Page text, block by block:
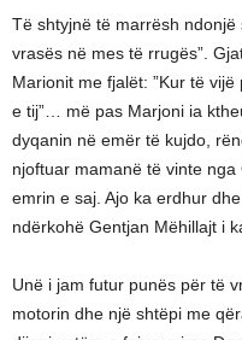
Të shtyjnë të marrësh
vrasës në mes të rrugës”.
Marionit me fjalët: ”Kur të
e tij”… më pas Marjoni ia
dyqanin në emër të kujdo,
njoftuar mamanë të vinte
emrin e saj. Ajo ka erdhur
ndërkohë Gentjan Mëhillajt i
Unë i jam futur punës për të
motorin dhe një shtëpi me